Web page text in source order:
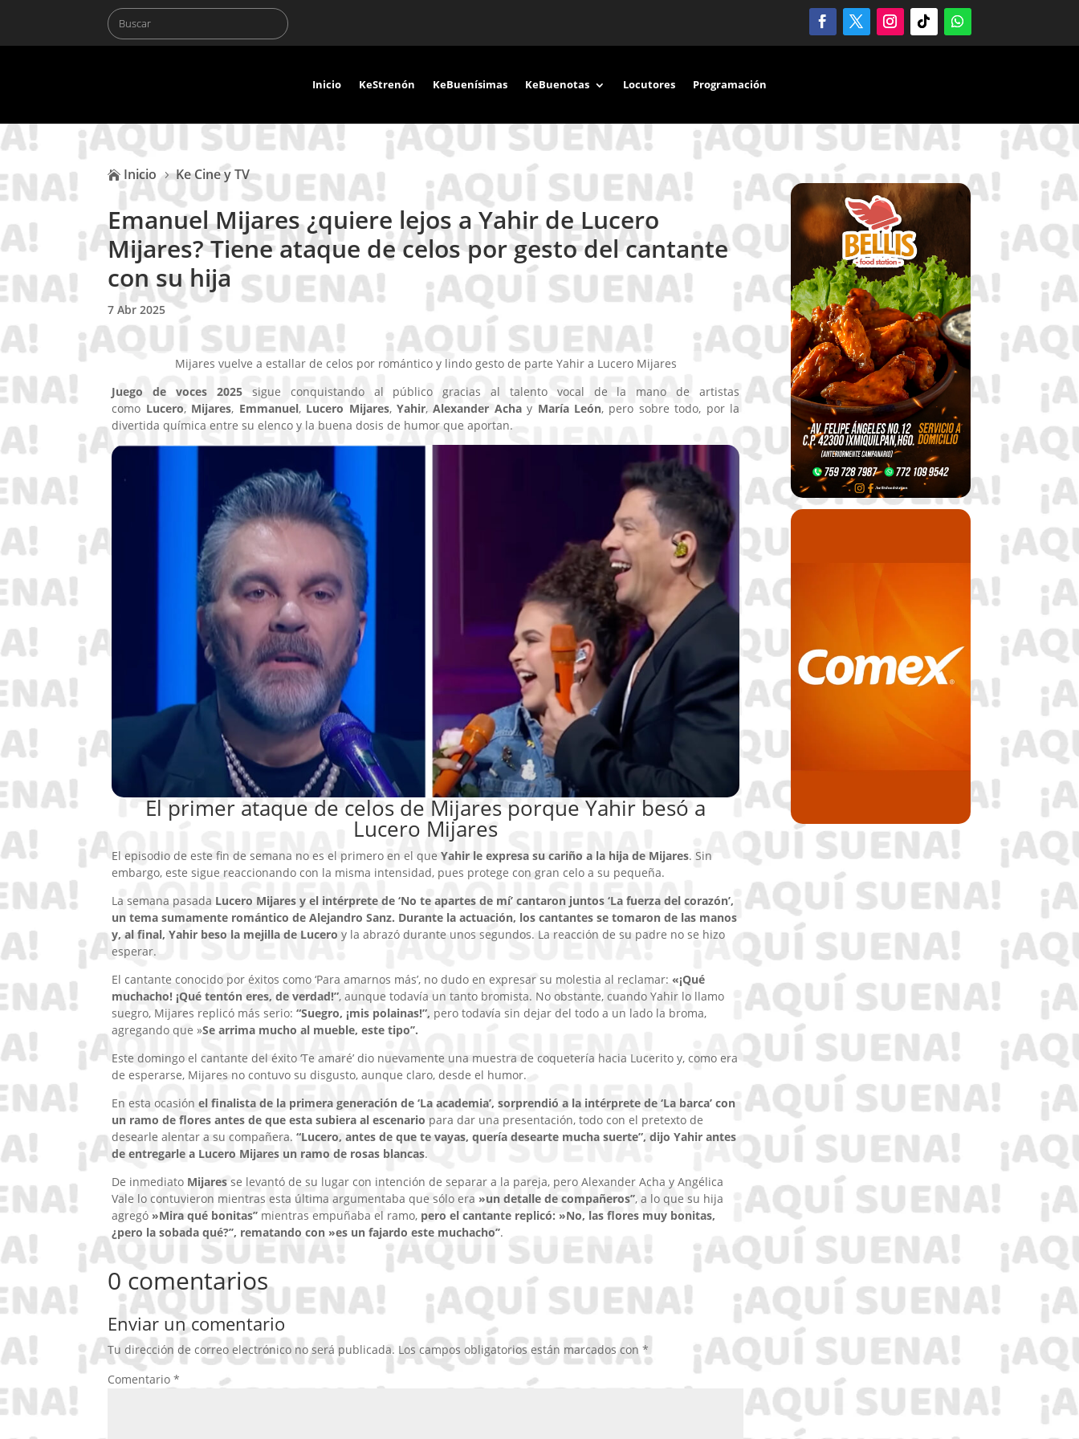
Inicio KeStrenón KeBuenísimas KeBuenotas Locutores Programación
 Inicio 5 Ke Cine y TV
Emanuel Mijares ¿quiere lejos a Yahir de Lucero
Mijares? Tiene ataque de celos por gesto del cantante
con su hija
7 Abr 2025
Mijares vuelve a estallar de celos por romántico y lindo gesto de parte Yahir a Lucero Mijares
Juego de voces 2025sigue conquistando al público gracias al talento vocal de la mano de artistas
como Lucero, Mijares, Emmanuel, Lucero Mijares, Yahir,Alexander Achay María León, pero sobre todo, por la
divertida química entre su elenco y la buena dosis de humor que aportan.
El primer ataque de celos de Mijares porque Yahir besó a
Lucero Mijares
El episodio de este fin de semana no es el primero en el queYahir le expresa su cariño a la hija de Mijares. Sin
embargo, este sigue reaccionando con la misma intensidad, pues protege con gran celo a su pequeña.
La semana pasada Lucero Mijares y el intérprete de ‘No te apartes de mí’ cantaron juntos ‘La fuerza del corazón’,
un tema sumamente romántico de Alejandro Sanz. Durante la actuación, los cantantes se tomaron de las manos
y, al final, Yahir beso la mejilla de Lucero y la abrazó durante unos segundos. La reacción de su padre no se hizo
esperar.
El cantante conocido por éxitos como ‘Para amarnos más’, no dudo en expresar su molestia al reclamar: «¡Qué
muchacho! ¡Qué tentón eres, de verdad!”, aunque todavía un tanto bromista. No obstante, cuando Yahir lo llamo
suegro, Mijares replicó más serio:“Suegro, ¡mis polainas!”, pero todavía sin dejar del todo a un lado la broma,
agregando que »Se arrima mucho al mueble, este tipo’’.
Este domingo el cantante del éxito ‘Te amaré’ dio nuevamente una muestra de coquetería hacia Lucerito y, como era
de esperarse, Mijares no contuvo su disgusto, aunque claro, desde el humor.
En esta ocasiónel finalista de la primera generación de ‘La academia’, sorprendió a la intérprete de ‘La barca’ con
un ramo de flores antes de que esta subiera al escenario para dar una presentación, todo con el pretexto de
desearle alentar a su compañera.“Lucero, antes de que te vayas, quería desearte mucha suerte”, dijo Yahir antes
de entregarle a Lucero Mijares un ramo de rosas blancas.
De inmediato Mijares se levantó de su lugar con intención de separar a la pareja, pero Alexander Acha y Angélica
Vale lo contuvieron mientras esta última argumentaba que sólo era »un detalle de compañeros’’, a lo que su hija
agregó »Mira qué bonitas’’ mientras empuñaba el ramo, pero el cantante replicó: »No, las flores muy bonitas,
¿pero la sobada qué?’’, rematando con »es un fajardo este muchacho’’.
0 comentarios
Enviar un comentario
Tu dirección de correo electrónico no será publicada. Los campos obligatorios están marcados con*
Comentario*